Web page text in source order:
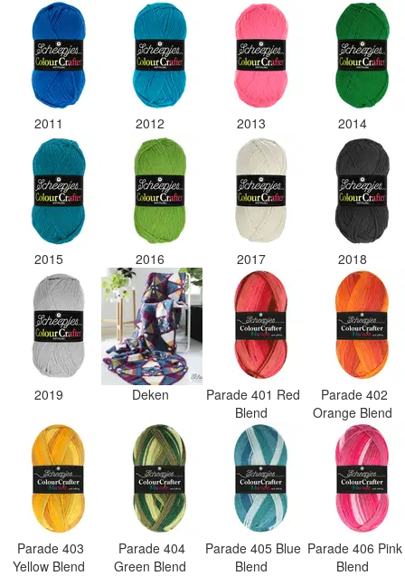
2011 2012 2013 2014
2015 2016 2017 2018
2019 Deken
Parade 401 Red
Blend
Parade 402
Orange Blend
Parade 403
Yellow Blend
Parade 404
Green Blend
Parade 405 Blue
Blend
Parade 406 Pink
Blend